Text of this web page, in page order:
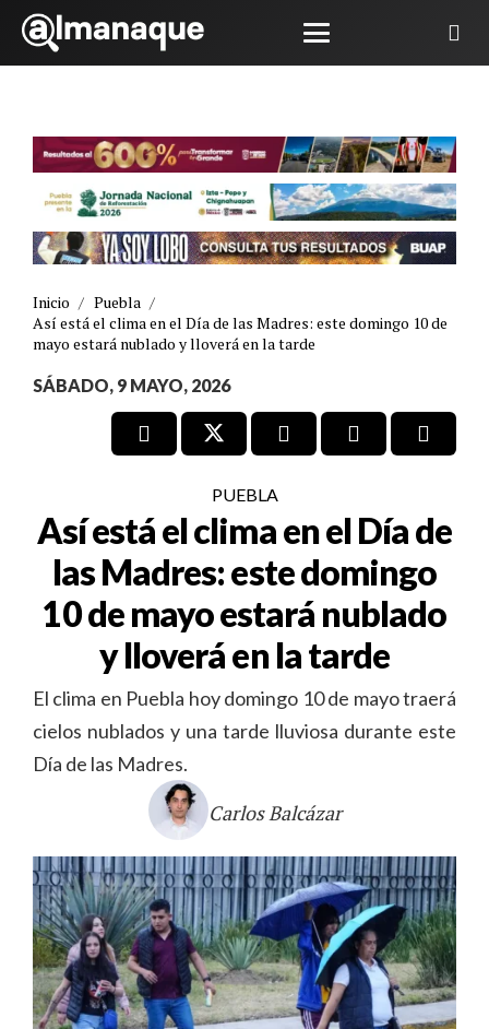
Inicio / Puebla /
Así está el clima en el Día de las Madres: este domingo 10 de
mayo estará nublado y lloverá en la tarde
SÁBADO, 9 MAYO, 2026
PUEBLA
Así está el clima en el Día de
las Madres: este domingo
10 de mayo estará nublado
y lloverá en la tarde
El clima en Puebla hoy domingo 10 de mayo traerá
cielos nublados y una tarde lluviosa durante este
Día de las Madres.
Carlos Balcázar